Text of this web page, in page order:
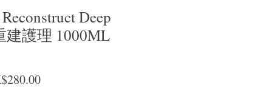
Deep
建護理 1000ML
價格 促銷價格